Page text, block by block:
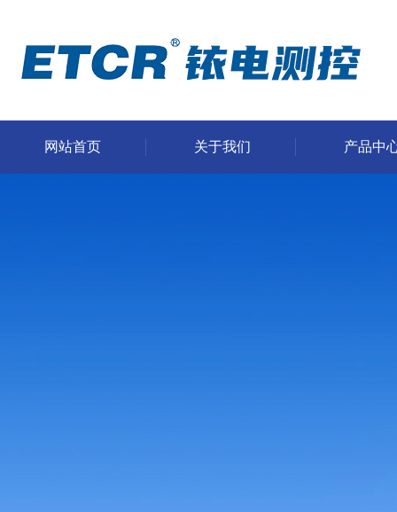
网站首页 关于我们 产品中